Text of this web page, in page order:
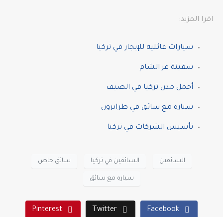
اقرا المزيد:
سيارات عائلية للإيجار في تركيا
سفينة عز الشام
أجمل مدن تركيا في الصيف
سيارة مع سائق في طرابزون
تأسيس الشركات في تركيا
السائقين السائقين في تركيا سائق خاص
سياره مع سائق
Facebook
Twitter
Pinterest